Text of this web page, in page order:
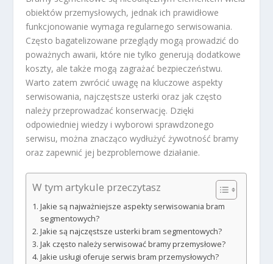
obiektów przemysłowych, jednak ich prawidłowe
funkcjonowanie wymaga regularnego serwisowania.
Często bagatelizowane przeglądy mogą prowadzić do
poważnych awarii, które nie tylko generują dodatkowe
koszty, ale także mogą zagrażać bezpieczeństwu.
Warto zatem zwrócić uwagę na kluczowe aspekty
serwisowania, najczęstsze usterki oraz jak często
należy przeprowadzać konserwację. Dzięki
odpowiedniej wiedzy i wyborowi sprawdzonego
serwisu, można znacząco wydłużyć żywotność bramy
oraz zapewnić jej bezproblemowe działanie.
W tym artykule przeczytasz
Jakie są najważniejsze aspekty serwisowania bram
segmentowych?
Jakie są najczęstsze usterki bram segmentowych?
Jak często należy serwisować bramy przemysłowe?
Jakie usługi oferuje serwis bram przemysłowych?